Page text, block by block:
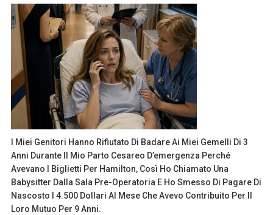
I Miei Genitori Hanno Rifiutato Di Badare Ai Miei Gemelli Di 3
Anni Durante Il Mio Parto Cesareo D’emergenza Perché
Avevano I Biglietti Per Hamilton, Così Ho Chiamato Una
Babysitter Dalla Sala Pre-Operatoria E Ho Smesso Di Pagare Di
Nascosto I 4.500 Dollari Al Mese Che Avevo Contribuito Per Il
Loro Mutuo Per 9 Anni.